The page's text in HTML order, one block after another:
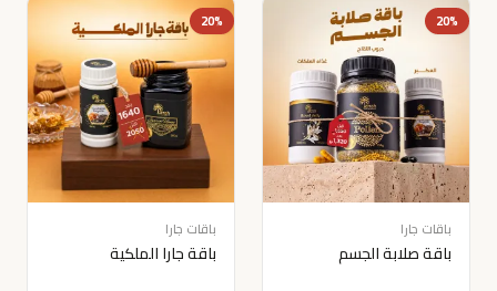
20%
باقات جارا
باقة صلابة الجسم
20%
باقات جارا
باقة جارا الملكية